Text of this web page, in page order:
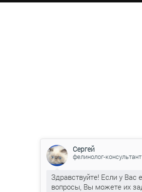
Сергей
фелинолог-консультант
Здравствуйте! Если у Вас
вопросы, Вы можете их